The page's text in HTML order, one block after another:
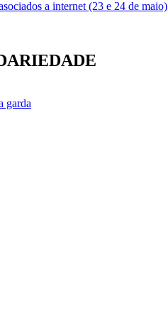
a internet (23 e 24 de maio)
garda